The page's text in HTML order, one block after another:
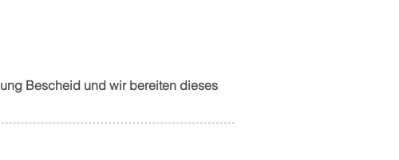
Bescheid und wir bereiten dieses